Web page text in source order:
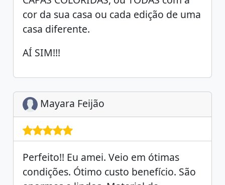
cor da sua casa ou cada edição de uma
casa diferente.
AÍ SIM!!!
Mayara Feijão
Perfeito!! Eu amei. Veio em ótimas
condições. Ótimo custo benefício. São